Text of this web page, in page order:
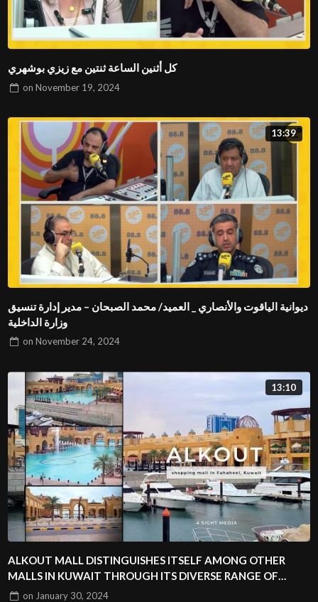
كل أثنين الساعة ثنتين مع زيزي بوشهري
onNovember 19, 2024
13:39
ديوانية الياقوت والأنصاري _ العميد/ محمد الصبحان – مدير إدارة تنسيق
وزارة الداخلية
onNovember 24, 2024
13:10
ALKOUT MALL DISTINGUISHES ITSELF AMONG OTHER
MALLS IN KUWAIT THROUGH ITS DIVERSE RANGE OF
DESIGNS
on January 30, 2024